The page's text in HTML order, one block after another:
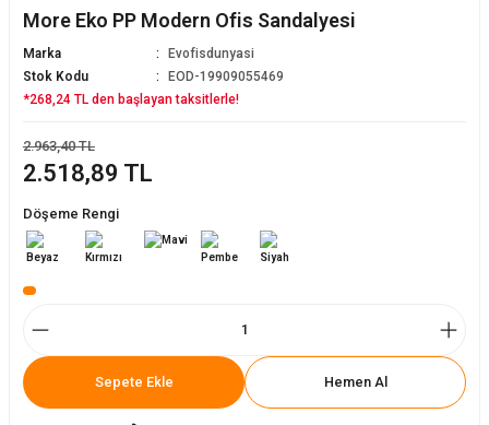
Sandalyesi
More Eko PP Modern Ofis Sandalyesi
Marka
Evofisdunyasi
Stok Kodu
EOD-19909055469
*268,24 TL den başlayan taksitlerle!
2.518,89 TL
2.963,40 TL
Döşeme Rengi
Sepete Ekle Hemen Al